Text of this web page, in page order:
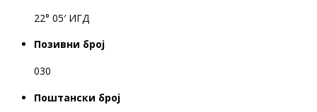
22° 05′ ИГД
Позивни број
030
Поштански број